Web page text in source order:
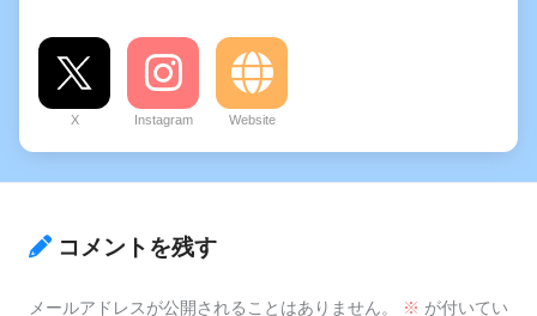
X Instagram Website
コメントを残す
メールアドレスが公開されることはありません。 ※ が付いてい